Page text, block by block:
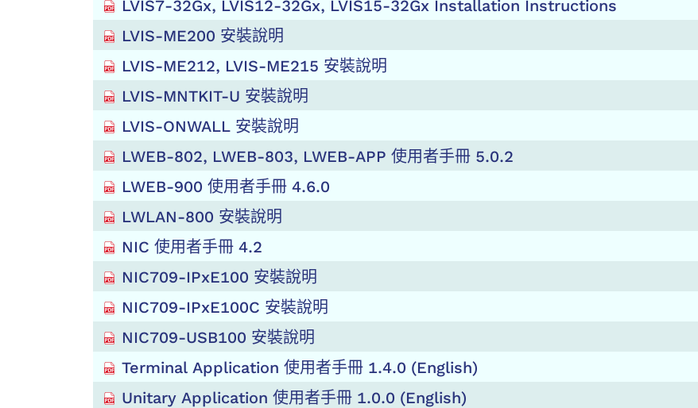
LVIS7-32Gx, LVIS12-32Gx, LVIS15-32Gx Installation Instructions
LVIS-ME200 安裝說明
LVIS-ME212, LVIS-ME215 安裝說明
LVIS-MNTKIT-U 安裝說明
LVIS-ONWALL 安裝說明
LWEB-802, LWEB-803, LWEB-APP 使用者手冊 5.0.2
LWEB-900 使用者手冊 4.6.0
LWLAN-800 安裝說明
NIC 使用者手冊 4.2
NIC709-IPxE100 安裝說明
NIC709-IPxE100C 安裝說明
NIC709-USB100 安裝說明
Terminal Application 使用者手冊 1.4.0 (English)
Unitary Application 使用者手冊 1.0.0 (English)